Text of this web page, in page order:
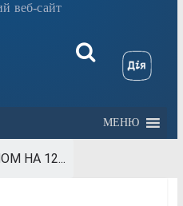
веб-сайт
МЕНЮ
НА 12...